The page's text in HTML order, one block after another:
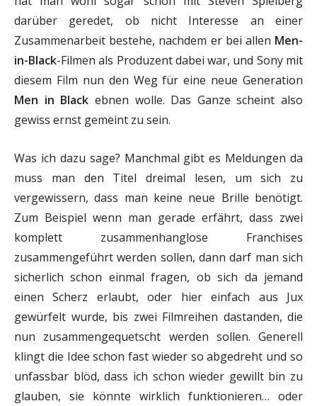
darüber geredet, ob nicht Interesse an einer
Zusammenarbeit bestehe, nachdem er bei allen Men-
in-Black-Filmen als Produzent dabei war, und Sony mit
diesem Film nun den Weg für eine neue Generation
Men in Black ebnen wolle. Das Ganze scheint also
gewiss ernst gemeint zu sein.
Was ich dazu sage? Manchmal gibt es Meldungen da
muss man den Titel dreimal lesen, um sich zu
vergewissern, dass man keine neue Brille benötigt.
Zum Beispiel wenn man gerade erfährt, dass zwei
komplett zusammenhanglose Franchises
zusammengeführt werden sollen, dann darf man sich
sicherlich schon einmal fragen, ob sich da jemand
einen Scherz erlaubt, oder hier einfach aus Jux
gewürfelt wurde, bis zwei Filmreihen dastanden, die
nun zusammengequetscht werden sollen. Generell
klingt die Idee schon fast wieder so abgedreht und so
unfassbar blöd, dass ich schon wieder gewillt bin zu
glauben, sie könnte wirklich funktionieren… oder